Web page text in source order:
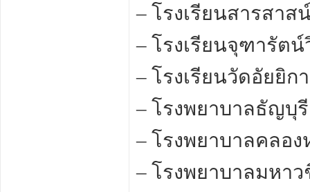
– โรงเรียนสารสาส
– โรงเรียนจุฑารัตน์
– โรงเรียนวัดอัยยิก
– โรงพยาบาลธัญบุรี
– โรงพยาบาลคลอง
– โรงพยาบาลมหา